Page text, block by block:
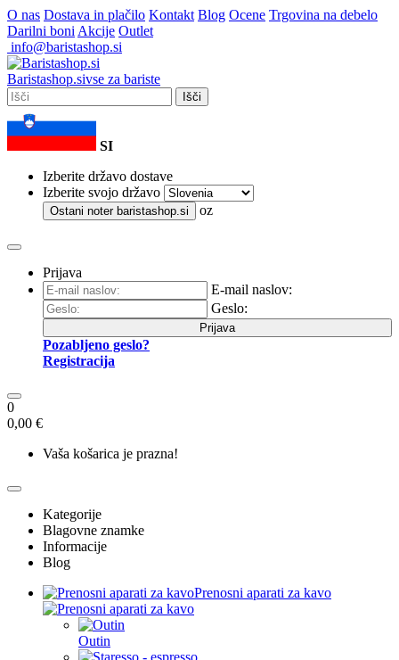
O nas Dostava in plačilo Kontakt Blog Ocene Trgovina na debelo
Darilni boni Akcije Outlet
info@baristashop.si
Baristashop.sivse za bariste
Išči
SI
Izberite državo dostave
Izberite svojo državo
Ostani noter baristashop.si oz
Prijava
E-mail naslov:
Geslo:
Prijava
Pozabljeno geslo?
Registracija
0
0,00 €
Vaša košarica je prazna!
Kategorije
Blagovne znamke
Informacije
Blog
Prenosni aparati za kavo
Outin